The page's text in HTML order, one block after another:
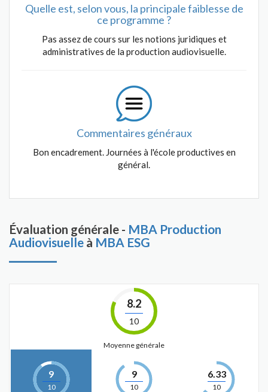
Quelle est, selon vous, la principale faiblesse de
ce programme ?
Pas assez de cours sur les notions juridiques et
administratives de la production audiovisuelle.
Commentaires généraux
Bon encadrement. Journées à l'école productives en
général.
Évaluation générale - MBA Production
Audiovisuelle à MBA ESG
8.2
10
Moyenne générale
9
10
9
10
6.33
10